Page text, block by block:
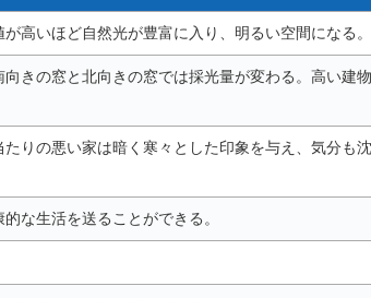
高いほど自然光が豊富に入り、明るい空間になる。
きの窓と北向きの窓では採光量が変わる。高い建
りの悪い家は暗く寒々とした印象を与え、気分も沈
な生活を送ることができる。